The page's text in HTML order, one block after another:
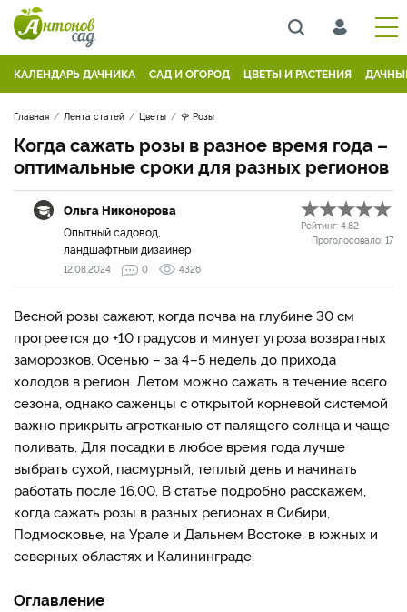
КАЛЕНДАРЬ ДАЧНИКА САД И ОГОРОД ЦВЕТЫ И РАСТЕНИЯ
Главная Лента статей Цветы 🌹 Розы
Когда сажать розы в разное время года –
оптимальные сроки для разных регионов
Ольга Никонорова
Опытный садовод,
ландшафтный дизайнер
Рейтинг: 4.82
Проголосовало: 17
12.08.2024 0 4326
Весной розы сажают, когда почва на глубине 30 см
прогреется до +10 градусов и минует угроза возвратных
заморозков. Осенью – за 4–5 недель до прихода
холодов в регион. Летом можно сажать в течение всего
сезона, однако саженцы с открытой корневой системой
важно прикрыть агротканью от палящего солнца и чаще
поливать. Для посадки в любое время года лучше
выбрать сухой, пасмурный, теплый день и начинать
работать после 16.00. В статье подробно расскажем,
когда сажать розы в разных регионах в Сибири,
Подмосковье, на Урале и Дальнем Востоке, в южных и
северных областях и Калининграде.
Оглавление